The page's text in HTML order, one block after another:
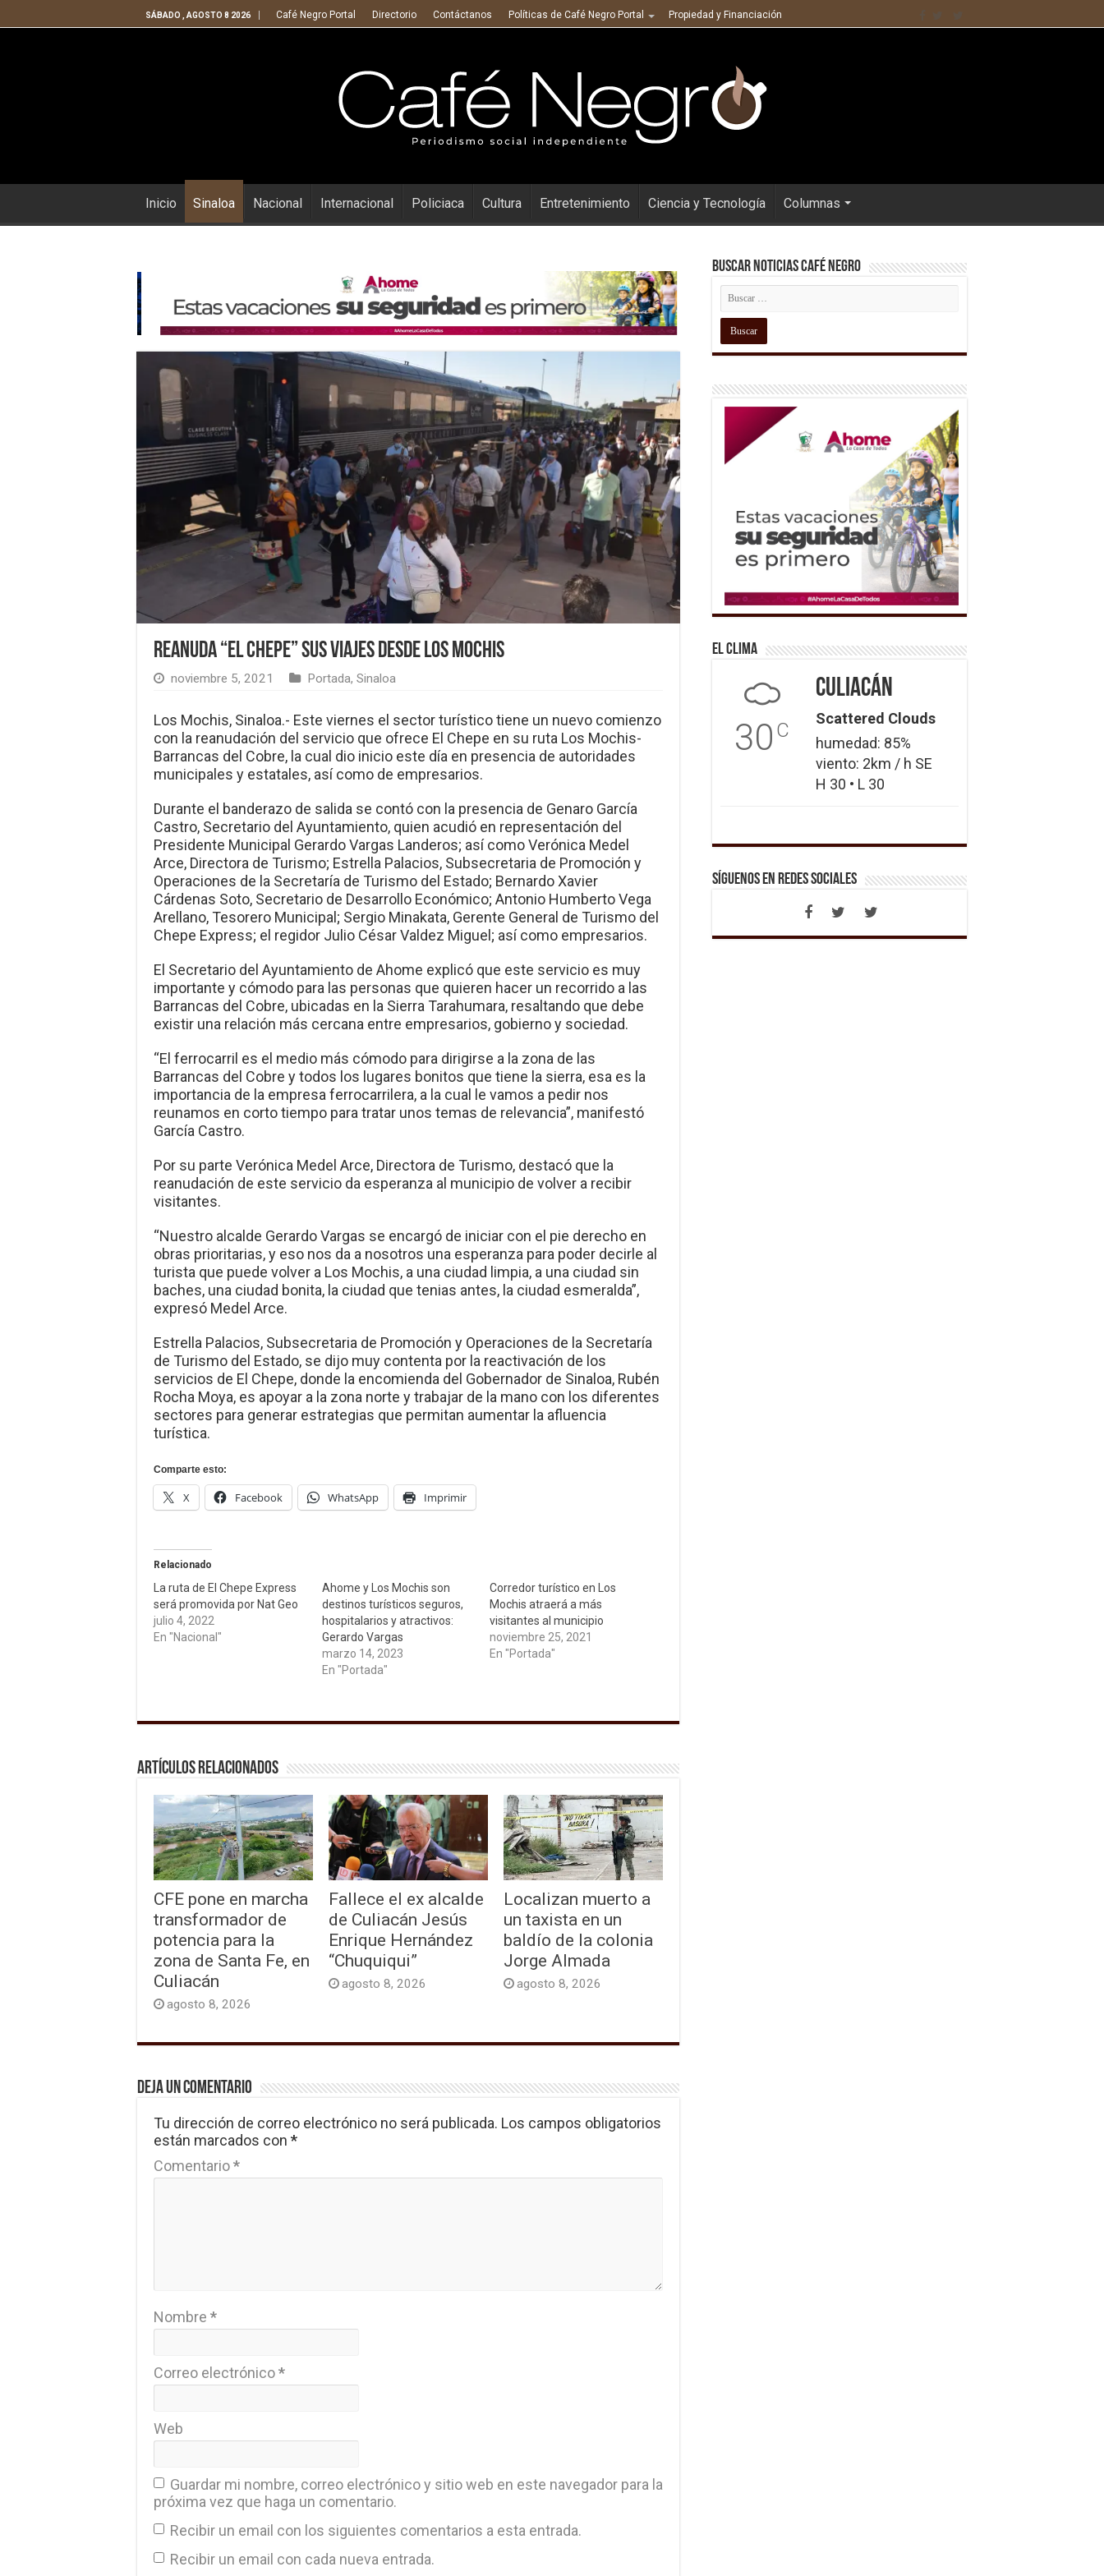
SÁBADO , AGOSTO 8 2026 Café Negro Portal Directorio Contáctanos Políticas de Café Negro Portal Propiedad y Financiación
Inicio Sinaloa Nacional Internacional Policiaca Cultura Entretenimiento Ciencia y Tecnología Columnas
Reanuda “El Chepe” sus viajes desde Los Mochis
noviembre 5, 2021 Portada, Sinaloa
Los Mochis, Sinaloa.- Este viernes el sector turístico tiene un nuevo comienzo
con la reanudación del servicio que ofrece El Chepe en su ruta Los Mochis-
Barrancas del Cobre, la cual dio inicio este día en presencia de autoridades
municipales y estatales, así como de empresarios.
Durante el banderazo de salida se contó con la presencia de Genaro García
Castro, Secretario del Ayuntamiento, quien acudió en representación del
Presidente Municipal Gerardo Vargas Landeros; así como Verónica Medel
Arce, Directora de Turismo; Estrella Palacios, Subsecretaria de Promoción y
Operaciones de la Secretaría de Turismo del Estado; Bernardo Xavier
Cárdenas Soto, Secretario de Desarrollo Económico; Antonio Humberto Vega
Arellano, Tesorero Municipal; Sergio Minakata, Gerente General de Turismo del
Chepe Express; el regidor Julio César Valdez Miguel; así como empresarios.
El Secretario del Ayuntamiento de Ahome explicó que este servicio es muy
importante y cómodo para las personas que quieren hacer un recorrido a las
Barrancas del Cobre, ubicadas en la Sierra Tarahumara, resaltando que debe
existir una relación más cercana entre empresarios, gobierno y sociedad.
“El ferrocarril es el medio más cómodo para dirigirse a la zona de las
Barrancas del Cobre y todos los lugares bonitos que tiene la sierra, esa es la
importancia de la empresa ferrocarrilera, a la cual le vamos a pedir nos
reunamos en corto tiempo para tratar unos temas de relevancia”, manifestó
García Castro.
Por su parte Verónica Medel Arce, Directora de Turismo, destacó que la
reanudación de este servicio da esperanza al municipio de volver a recibir
visitantes.
“Nuestro alcalde Gerardo Vargas se encargó de iniciar con el pie derecho en
obras prioritarias, y eso nos da a nosotros una esperanza para poder decirle al
turista que puede volver a Los Mochis, a una ciudad limpia, a una ciudad sin
baches, una ciudad bonita, la ciudad que tenias antes, la ciudad esmeralda”,
expresó Medel Arce.
Estrella Palacios, Subsecretaria de Promoción y Operaciones de la Secretaría
de Turismo del Estado, se dijo muy contenta por la reactivación de los
servicios de El Chepe, donde la encomienda del Gobernador de Sinaloa, Rubén
Rocha Moya, es apoyar a la zona norte y trabajar de la mano con los diferentes
sectores para generar estrategias que permitan aumentar la afluencia
turística.
Comparte esto:
X Facebook WhatsApp Imprimir
Relacionado
La ruta de El Chepe Express
será promovida por Nat Geo
julio 4, 2022
En "Nacional"
Ahome y Los Mochis son
destinos turísticos seguros,
hospitalarios y atractivos:
Gerardo Vargas
marzo 14, 2023
En "Portada"
Corredor turístico en Los
Mochis atraerá a más
visitantes al municipio
noviembre 25, 2021
En "Portada"
Artículos relacionados
CFE pone en marcha
transformador de
potencia para la
zona de Santa Fe, en
Culiacán
agosto 8, 2026
Fallece el ex alcalde
de Culiacán Jesús
Enrique Hernández
“Chuquiqui”
agosto 8, 2026
Localizan muerto a
un taxista en un
baldío de la colonia
Jorge Almada
agosto 8, 2026
Deja un comentario
Tu dirección de correo electrónico no será publicada. Los campos obligatorios
están marcados con *
Comentario*
Nombre *
Correo electrónico*
Web
Guardar mi nombre, correo electrónico y sitio web en este navegador para la
próxima vez que haga un comentario.
Recibir un email con los siguientes comentarios a esta entrada.
Recibir un email con cada nueva entrada.
Buscar Noticias Café Negro
El Clima
30 C
Culiacán
Scattered Clouds
humedad: 85%
viento: 2km / h SE
H 30 • L 30
Síguenos en Redes Sociales